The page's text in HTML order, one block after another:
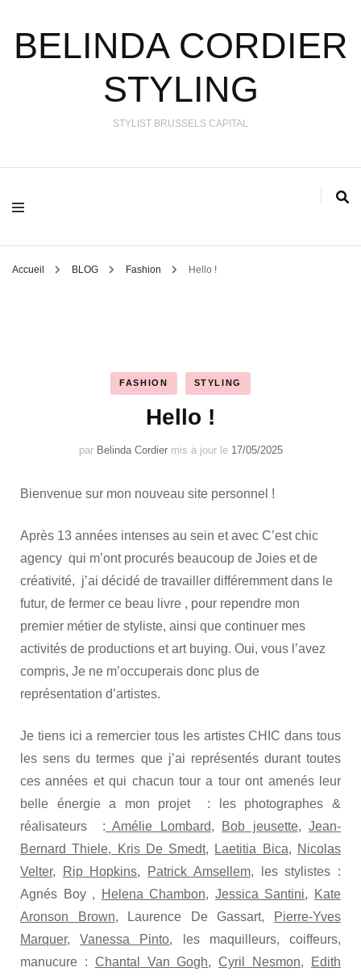
BELINDA CORDIER
STYLING
STYLIST BRUSSELS CAPITAL
Accueil BLOG Fashion Hello !
FASHION STYLING
Hello !
par Belinda Cordier mis à jour le 17/05/2025
Bienvenue sur mon nouveau site personnel !
Après 13 années intenses au sein et avec C’est chic
agency qui m’ont procurés beaucoup de Joies et de
créativité, j’ai décidé de travailler différemment dans le
futur, de fermer ce beau livre , pour rependre mon
premier métier de styliste, ainsi que continuer mes
activités de productions et art buying. Oui, vous l’avez
compris, Je ne m’occuperais donc plus de
représentation d’artistes.
Je tiens ici a remercier tous les artistes CHIC dans tous
les sens du termes que j’ai représentés durant toutes
ces années et qui chacun tour a tour ont amenés leur
belle énergie a mon projet : les photographes &
réalisateurs : Amélie Lombard, Bob jeusette,Jean-
Bernard Thiele, Kris De Smedt, Laetitia Bica, Nicolas
Velter, Rip Hopkins, Patrick Amsellem, les stylistes :
Agnés Boy ,
Helena Chambon, Jessica Santini,
Kate
Aronson Brown, Laurence De Gassart,
Pierre-Yves
Marquer,Vanessa Pinto, les maquilleurs, coiffeurs,
manucure : Chantal Van Gogh,Cyril Nesmon,
Edith